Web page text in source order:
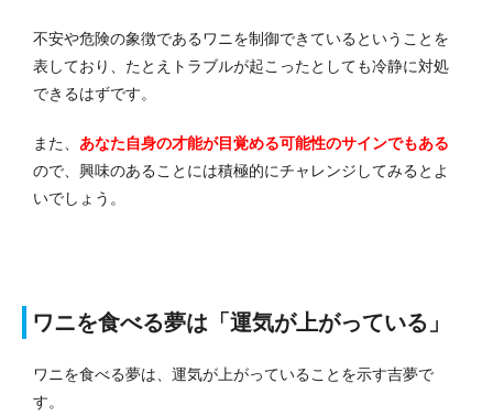
不安や危険の象徴であるワニを制御できているということを
表しており、たとえトラブルが起こったとしても冷静に対処
できるはずです。
また、 あなた自身の才能が目覚める可能性のサインでもある
ので、興味のあることには積極的にチャレンジしてみるとよ
いでしょう。
ワニを食べる夢は「運気が上がっている」
ワニを食べる夢は、運気が上がっていることを示す吉夢で
す。